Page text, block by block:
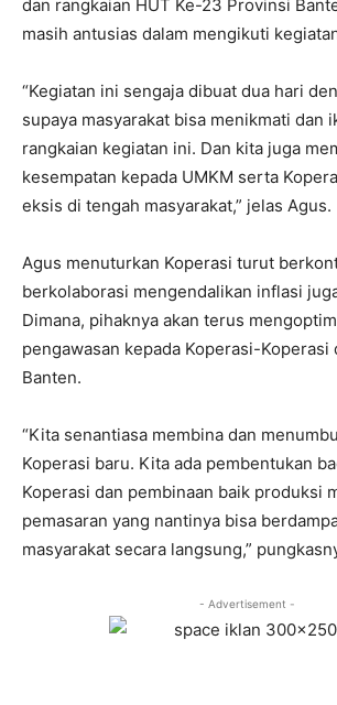
dan rangkaian HUT Ke-23 Provinsi
masih antusias dalam mengikuti
“Kegiatan ini sengaja dibuat dua hari
supaya masyarakat bisa menikmati dan
rangkaian kegiatan ini. Dan kita juga
kesempatan kepada UMKM serta
eksis di tengah masyarakat,” jelas Agus.
Agus menuturkan Koperasi turut
berkolaborasi mengendalikan inflasi
Dimana, pihaknya akan terus
pengawasan kepada Koperasi-Koperasi
Banten.
“Kita senantiasa membina dan
Koperasi baru. Kita ada pembentukan
Koperasi dan pembinaan baik produksi
pemasaran yang nantinya bisa
masyarakat secara langsung,”
- Advertisement -